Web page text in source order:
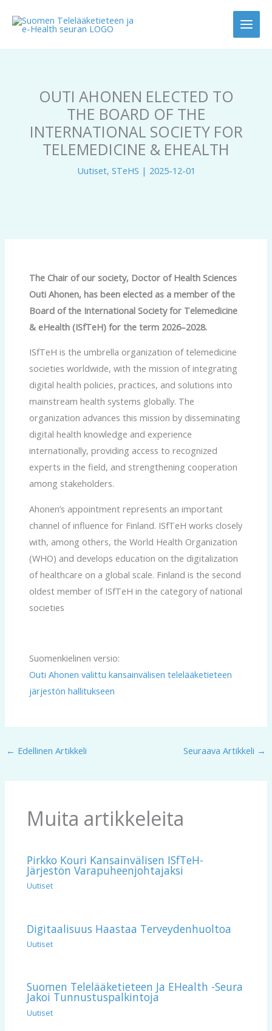
sisältöön
OUTI AHONEN ELECTED TO
THE BOARD OF THE
INTERNATIONAL SOCIETY FOR
TELEMEDICINE & EHEALTH
Uutiset, STeHS | 2025-12-01
The Chair of our society, Doctor of Health Sciences
Outi Ahonen, has been elected as a member of the
Board of the International Society for Telemedicine
& eHealth (ISfTeH) for the term 2026–2028.
ISfTeH is the umbrella organization of telemedicine
societies worldwide, with the mission of integrating
digital health policies, practices, and solutions into
mainstream health systems globally. The
organization advances this mission by disseminating
digital health knowledge and experience
internationally, providing access to recognized
experts in the field, and strengthening cooperation
among stakeholders.
Ahonen’s appointment represents an important
channel of influence for Finland. ISfTeH works closely
with, among others, the World Health Organization
(WHO) and develops education on the digitalization
of healthcare on a global scale. Finland is the second
oldest member of ISfTeH in the category of national
societies
Suomenkielinen versio:
Outi Ahonen valittu kansainvälisen telelääketieteen
järjestön hallitukseen
← Edellinen Artikkeli Seuraava Artikkeli →
Muita artikkeleita
Pirkko Kouri Kansainvälisen ISfTeH-
Järjestön Varapuheenjohtajaksi
Uutiset
Digitaalisuus Haastaa Terveydenhuoltoa
Uutiset
Suomen Telelääketieteen Ja EHealth -seura
Jakoi Tunnustuspalkintoja
Uutiset